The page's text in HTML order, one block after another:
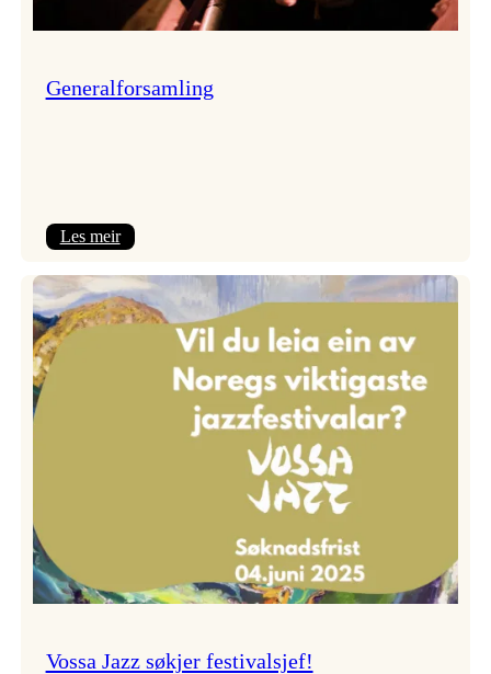
Generalforsamling
Les meir:
Vossa Jazz søkjer festivalsjef!